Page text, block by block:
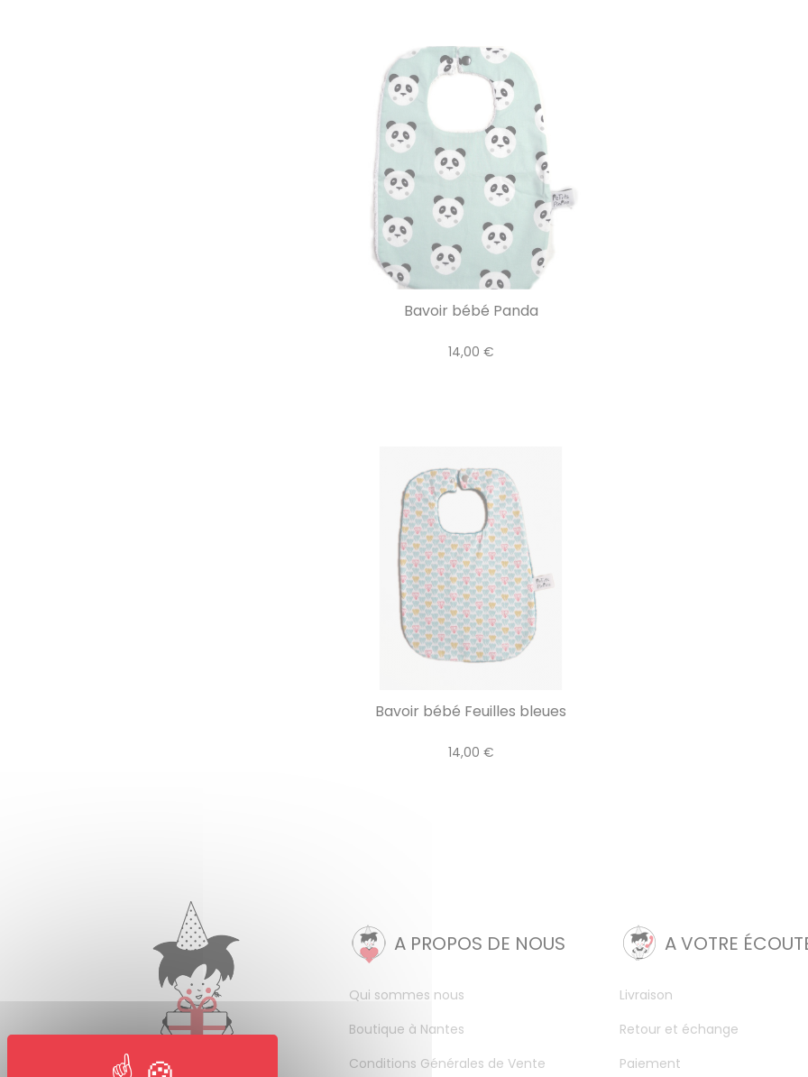
Bavoir bébé Panda
14,00 €
Bavoir bébé Feuilles bleues
14,00 €
A PROPOS DE NOUS
Qui sommes nous
Boutique à Nantes
Conditions Générales de Vente
A VOTRE
Livraison
Retour et échange
Paiement